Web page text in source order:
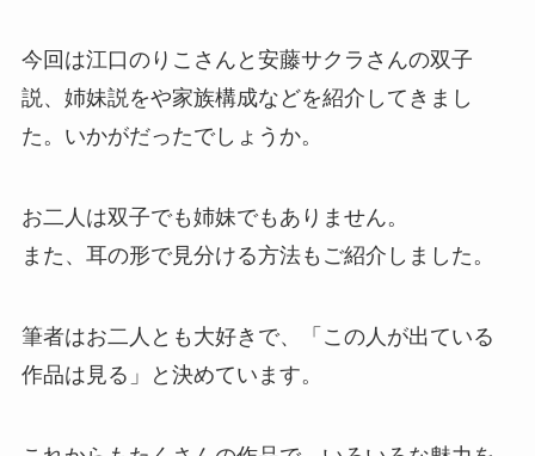
今回は江口のりこさんと安藤サクラさんの双子
説、姉妹説をや家族構成などを紹介してきまし
た。いかがだったでしょうか。
お二人は双子でも姉妹でもありません。
また、耳の形で見分ける方法もご紹介しました。
筆者はお二人とも大好きで、「この人が出ている
作品は見る」と決めています。